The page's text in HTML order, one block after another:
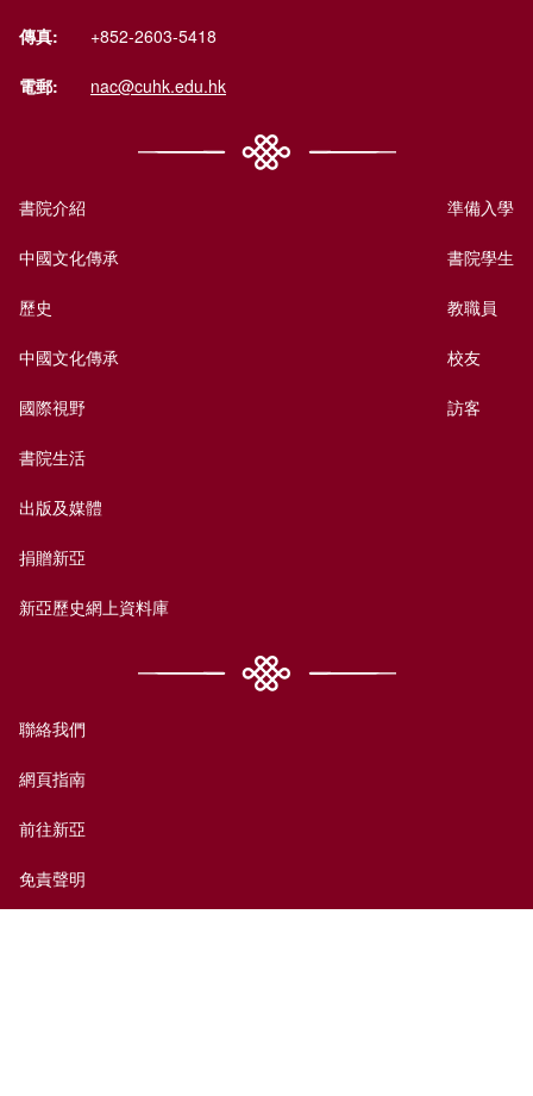
傳真: +852-2603-5418
電郵: nac@cuhk.edu.hk
書院介紹
中國文化傳承
歷史
中國文化傳承
國際視野
書院生活
出版及媒體
捐贈新亞
新亞歷史網上資料庫
準備入學
書院學生
教職員
校友
訪客
聯絡我們
網頁指南
前往新亞
免責聲明